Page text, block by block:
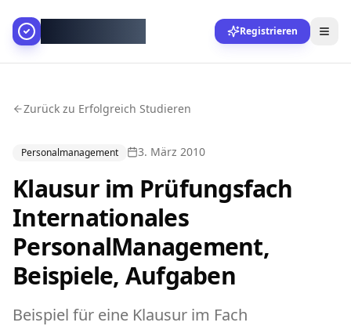
Registrieren
Zurück zu Erfolgreich Studieren
Personalmanagement 3. März 2010
Klausur im Prüfungsfach
Internationales
PersonalManagement,
Beispiele, Aufgaben
Beispiel für eine Klausur im Fach